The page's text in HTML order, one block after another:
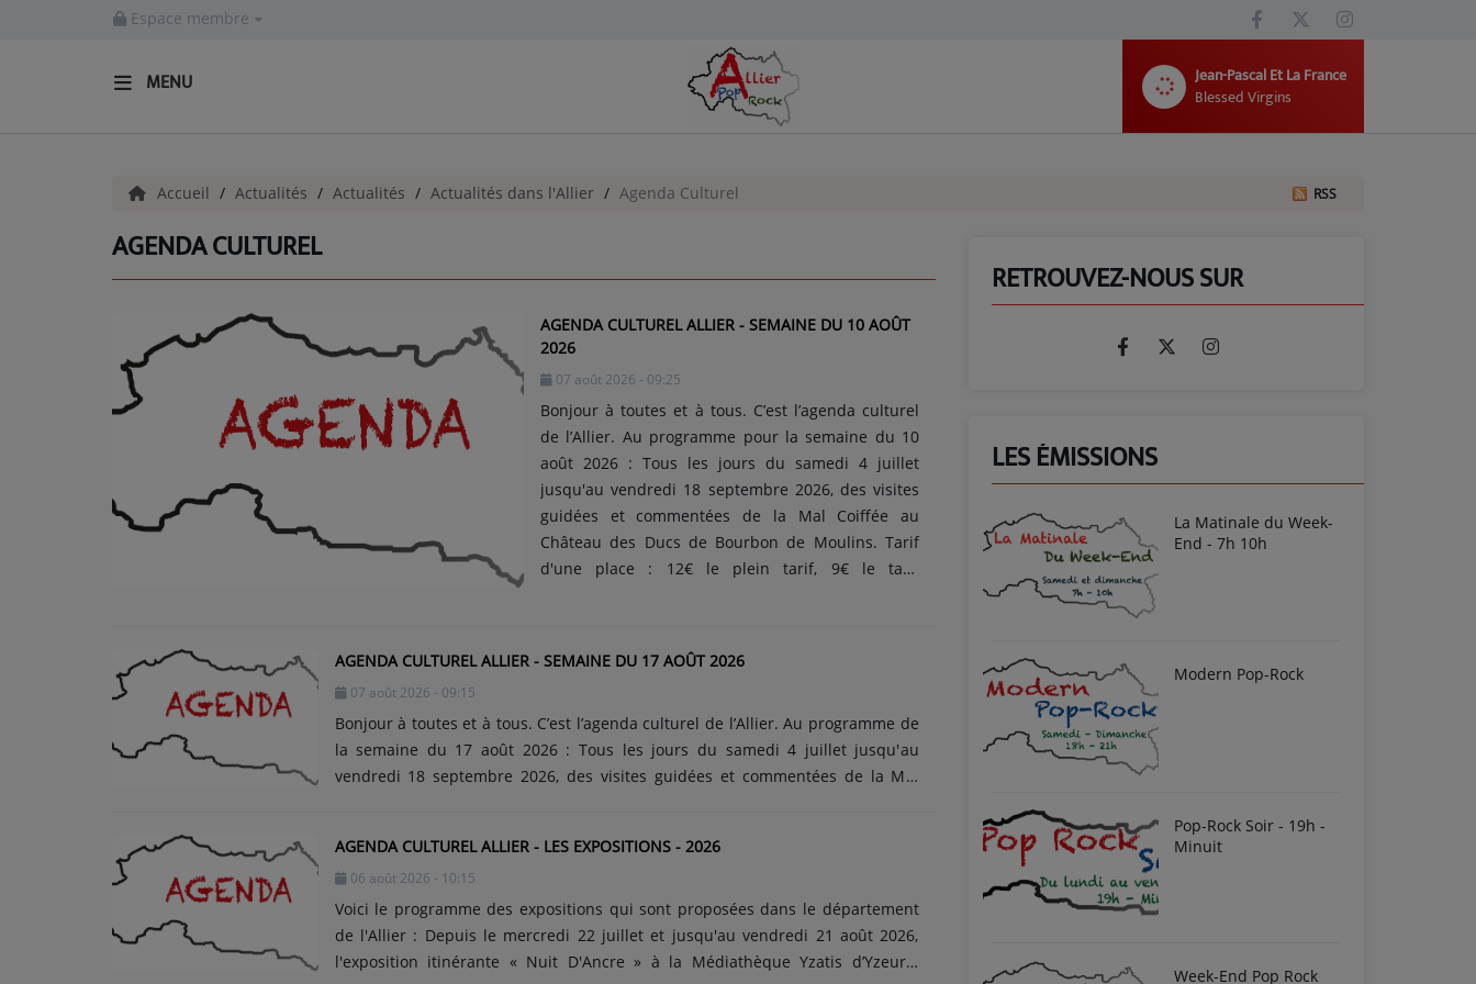
Espace membre
MENU
Jean-Pascal Et La France
Blessed Virgins
INFOS - ALLIER
INFOS POP ROCK
Titres diffusés
Accueil Actualités Actualités Actualités dans l'Allier Agenda Culturel RSS
AGENDA CULTUREL
AGENDA CULTUREL ALLIER - SEMAINE DU 10 AOÛT
2026
07 août 2026 - 09:25
Bonjour à toutes et à tous. C’est l’agenda culturel
de l’Allier. Au programme pour la semaine du 10
août 2026 : Tous les jours du samedi 4 juillet
jusqu'au vendredi 18 septembre 2026, des visites
guidées et commentées de la Mal Coiffée au
Château des Ducs de Bourbon de Moulins. Tarif
d'une place : 12€ le plein tarif, 9€ le tarif
samedi : à 10h, à 14h, à 15h45 et à 17h15. Les
dimanches et jours fériés : 14h, 15h45 et 17h15.
AGENDA CULTUREL ALLIER - SEMAINE DU 17 AOÛT 2026
07 août 2026 - 09:15
Bonjour à toutes et à tous. C’est l’agenda culturel de l’Allier. Au programme de
la semaine du 17 août 2026 : Tous les jours du samedi 4 juillet jusqu'au
vendredi 18 septembre 2026, des visites guidées et commentées de la Mal
anciens combattants. Visites du lundi au samedi : à 10h, à 14h, à 15h45 et à
17h15. Les dimanches et jours fériés : 14h, 15h45 et 17h15. C'est un véritable
voyage dans le temps qui vous......
AGENDA CULTUREL ALLIER - LES EXPOSITIONS - 2026
06 août 2026 - 10:15
Voici le programme des expositions qui sont proposées dans le département
de l'Allier : Depuis le mercredi 22 juillet et jusqu'au vendredi 21 août 2026,
l'exposition itinérante « Nuit D'Ancre » à la Médiathèque Yzatis d’Yzeure.
RETROUVEZ-NOUS SUR
LES ÉMISSIONS
La Matinale du Week-
End - 7h 10h
Modern Pop-Rock
Pop-Rock Soir - 19h -
Minuit
Week-End Pop Rock